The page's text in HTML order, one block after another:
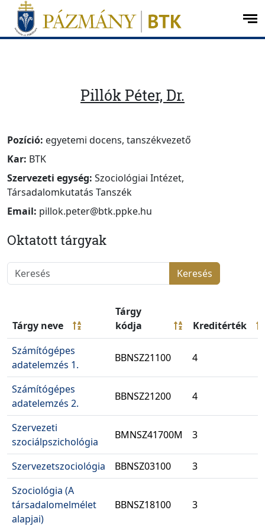
Ugrás a menüre
Ugrás a tartalomra
Pillók Péter, Dr.
Pozíció: egyetemi docens, tanszékvezető
Kar: BTK
Szervezeti egység: Szociológiai Intézet,
Társadalomkutatás Tanszék
Email: pillok.peter@btk.ppke.hu
Oktatott tárgyak
Keresés
Tárgy neve
Tárgy
kódja
Kreditérték
Számítógépes
adatelemzés 1.
BBNSZ21100 4
Számítógépes
adatelemzés 2.
BBNSZ21200 4
Szervezeti
szociálpszichológia
BMNSZ41700M 3
Szervezetszociológia BBNSZ03100
3
Szociológia (A
társadalomelmélet
alapjai)
BBNSZ18100 3